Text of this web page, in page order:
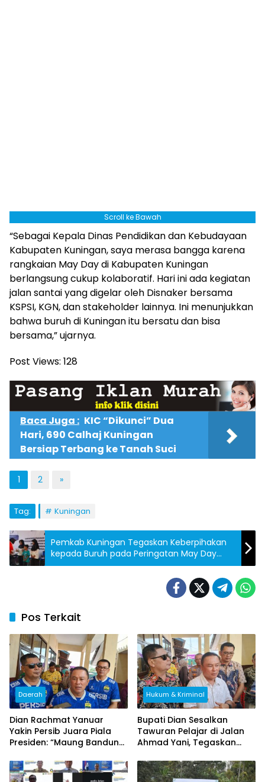
Scroll ke Bawah
“Sebagai Kepala Dinas Pendidikan dan Kebudayaan
Kabupaten Kuningan, saya merasa bangga karena
rangkaian May Day di Kabupaten Kuningan
berlangsung cukup kolaboratif. Hari ini ada kegiatan
jalan santai yang digelar oleh Disnaker bersama
KSPSI, KGN, dan stakeholder lainnya. Ini menunjukkan
bahwa buruh di Kuningan itu bersatu dan bisa
bersama,” ujarnya.
Post Views: 128
Baca Juga : KIC “Dikunci” Dua
Hari, 690 Calhaj Kuningan
Bersiap Terbang ke Tanah Suci
1 2 »
Tag: Kuningan
Pemkab Kuningan Tegaskan Keberpihakan
kepada Buruh pada Peringatan May Day
2026
Pos Terkait
Daerah
Dian Rachmat Yanuar
Yakin Persib Juara Piala
Presiden: “Maung Bandung
Hukum & Kriminal
Bupati Dian Sesalkan
Tawuran Pelajar di Jalan
Ahmad Yani, Tegaskan
Bersama